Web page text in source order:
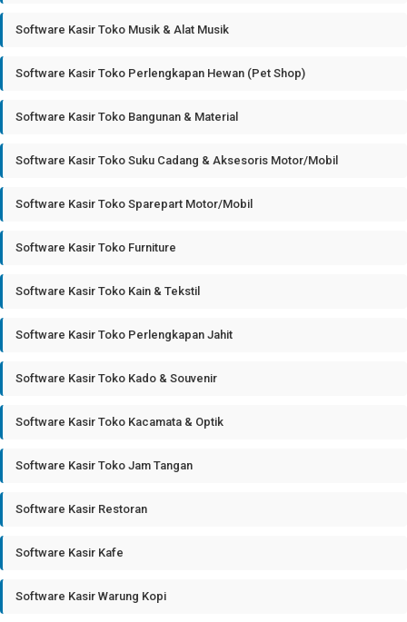
Software Kasir Toko Musik & Alat Musik
Software Kasir Toko Perlengkapan Hewan (Pet Shop)
Software Kasir Toko Bangunan & Material
Software Kasir Toko Suku Cadang & Aksesoris Motor/Mobil
Software Kasir Toko Sparepart Motor/Mobil
Software Kasir Toko Furniture
Software Kasir Toko Kain & Tekstil
Software Kasir Toko Perlengkapan Jahit
Software Kasir Toko Kado & Souvenir
Software Kasir Toko Kacamata & Optik
Software Kasir Toko Jam Tangan
Software Kasir Restoran
Software Kasir Kafe
Software Kasir Warung Kopi